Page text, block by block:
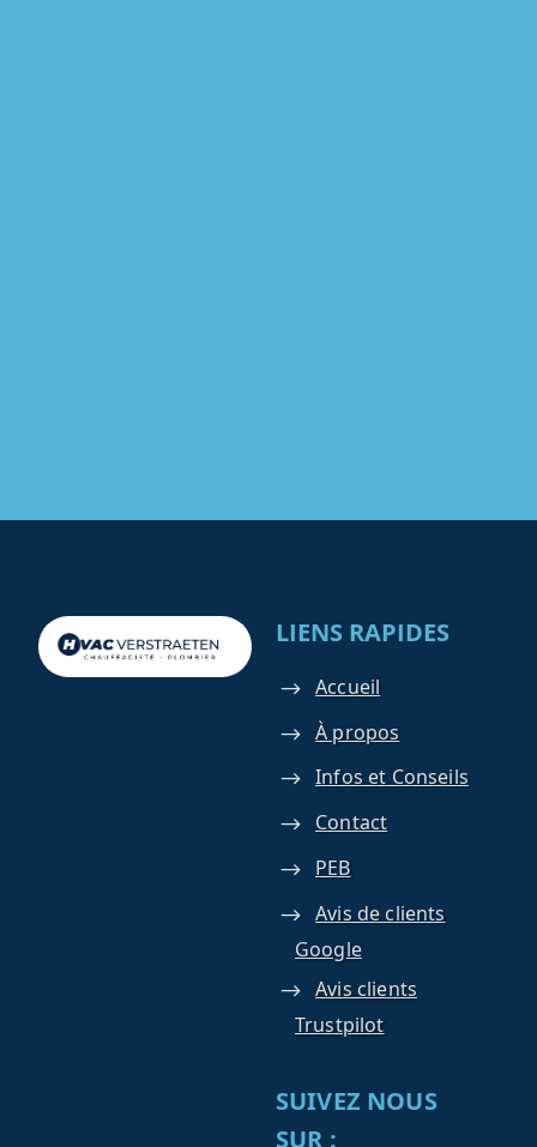
LIENS RAPIDES
Accueil
À propos
Infos et Conseils
Contact
PEB
Avis de clients
Google
Avis clients
Trustpilot
SUIVEZ NOUS
SUR :